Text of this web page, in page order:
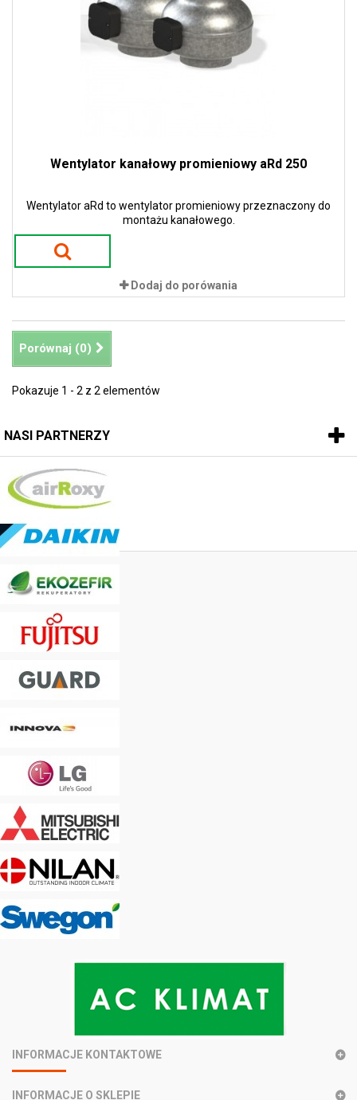
Wentylator kanałowy promieniowy aRd 250
Wentylator aRd to wentylator promieniowy przeznaczony do
montażu kanałowego.
Dodaj do porówania
Porównaj (0)
Pokazuje 1 - 2 z 2 elementów
NASI PARTNERZY
INFORMACJE KONTAKTOWE
INFORMACJE O SKLEPIE